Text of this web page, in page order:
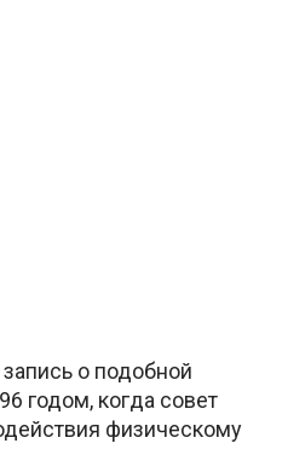
о подобной
годом, когда совет
физическому